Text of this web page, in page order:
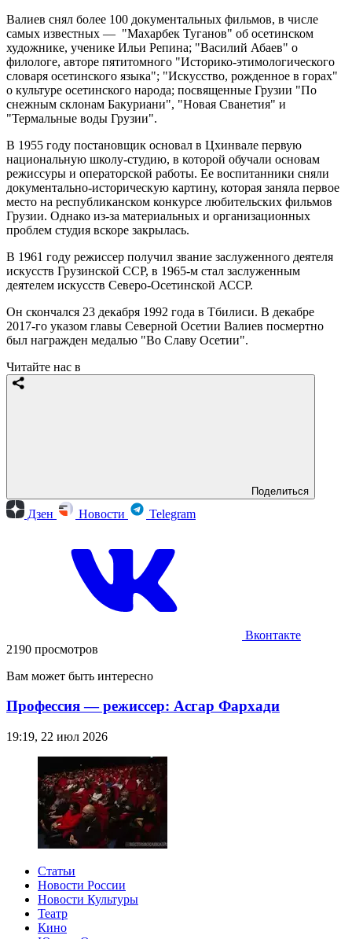
Валиев снял более 100 документальных фильмов, в числе
самых известных — "Махарбек Туганов" об осетинском
художнике, ученике Ильи Репина; "Василий Абаев" о
филологе, авторе пятитомного "Историко-этимологического
словаря осетинского языка"; "Искусство, рожденное в горах"
о культуре осетинского народа; посвященные Грузии "По
снежным склонам Бакуриани", "Новая Сванетия" и
"Термальные воды Грузии".
В 1955 году постановщик основал в Цхинвале первую
национальную школу-студию, в которой обучали основам
режиссуры и операторской работы. Ее воспитанники сняли
документально-историческую картину, которая заняла первое
место на республиканском конкурсе любительских фильмов
Грузии. Однако из-за материальных и организационных
проблем студия вскоре закрылась.
В 1961 году режиссер получил звание заслуженного деятеля
искусств Грузинской ССР, в 1965-м стал заслуженным
деятелем искусств Северо-Осетинской АССР.
Он скончался 23 декабря 1992 года в Тбилиси. В декабре
2017-го указом главы Северной Осетии Валиев посмертно
был награжден медалью "Во Славу Осетии".
Читайте нас в
Поделиться
Дзен Новости Telegram
Вконтакте
2190 просмотров
Вам может быть интересно
Профессия — режиссер: Асгар Фархади
19:19, 22 июл 2026
Статьи
Новости России
Новости Культуры
Театр
Кино